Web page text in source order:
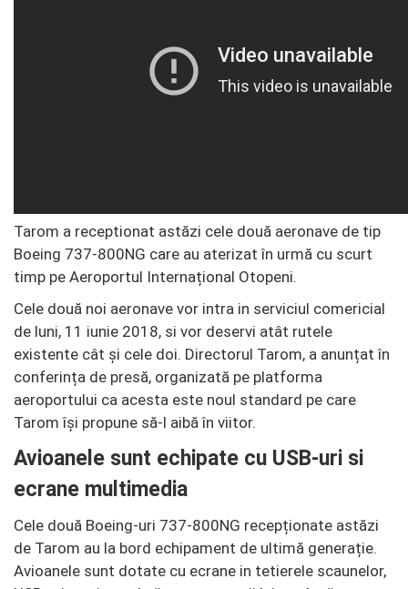
Tarom a receptionat astăzi cele două aeronave de tip
Boeing 737-800NG care au aterizat în urmă cu scurt
timp pe Aeroportul Internațional Otopeni.
Cele două noi aeronave vor intra in serviciul comericial
de luni, 11 iunie 2018, si vor deservi atât rutele
existente cât și cele doi. Directorul Tarom, a anunțat în
conferința de presă, organizată pe platforma
aeroportului ca acesta este noul standard pe care
Tarom își propune să-l aibă în viitor.
Avioanele sunt echipate cu USB-uri si
ecrane multimedia
Cele două Boeing-uri 737-800NG recepționate astăzi
de Tarom au la bord echipament de ultimă generație.
Avioanele sunt dotate cu ecrane in tetierele scaunelor,